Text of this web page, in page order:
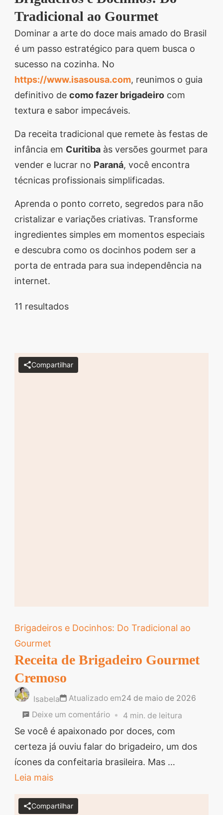
Descubra sobremesas
irresistíveis, refeições
saudáveis e práticas,
além de dicas exclusivas
vida na cozinha. 🍰🥗
Quer aprender a fazer
um almoço delicioso,
um jantar especial ou
sobremesas de dar água
na boca? Nós temos
tudo o que você
site e descubra técnicas
culinárias incríveis,
segredos valiosos e
receitas rápidas e fáceis
que vão impressionar
Tradicional ao Gourmet
Dominar a arte do doce mais amado do Brasil
é um passo estratégico para quem busca o
sucesso na cozinha. No
https://www.isasousa.com, reunimos o guia
definitivo de como fazer brigadeiro com
textura e sabor impecáveis.
Da receita tradicional que remete às festas de
infância em Curitiba às versões gourmet para
vender e lucrar no Paraná, você encontra
técnicas profissionais simplificadas.
Aprenda o ponto correto, segredos para não
cristalizar e variações criativas. Transforme
ingredientes simples em momentos especiais
e descubra como os docinhos podem ser a
porta de entrada para sua independência na
internet.
11 resultados
Compartilhar
Brigadeiros e Docinhos: Do Tradicional ao
Gourmet
Receita de Brigadeiro Gourmet
Cremoso
Isabela Atualizado em24 de maio de 2026
Deixe um comentárioem
Receita
de
Brigadeiro
4 min. de leitura
Se você é apaixonado por doces, com
certeza já ouviu falar do brigadeiro, um dos
ícones da confeitaria brasileira. Mas …
Leia mais
Compartilhar